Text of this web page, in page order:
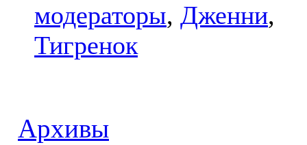
модераторы, Дженни,
Тигренок
Архивы